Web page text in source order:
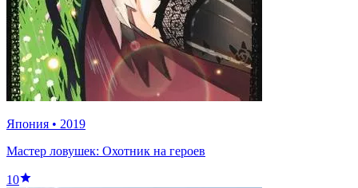
Япония • 2019
Мастер ловушек: Охотник на героев
10